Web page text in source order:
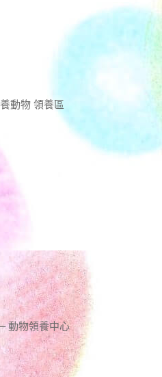
動物 領養區
動物領養中心